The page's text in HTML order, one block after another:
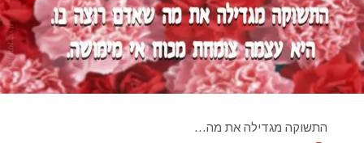
של
אחרים…"
התשוקה מגדילה את מה…